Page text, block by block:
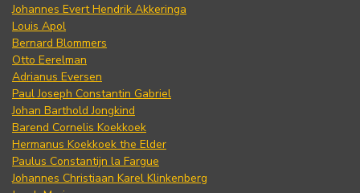
Johannes Evert Hendrik Akkeringa
Louis Apol
Bernard Blommers
Otto Eerelman
Adrianus Eversen
Paul Joseph Constantin Gabriel
Johan Barthold Jongkind
Barend Cornelis Koekkoek
Hermanus Koekkoek the Elder
Paulus Constantijn la Fargue
Johannes Christiaan Karel Klinkenberg